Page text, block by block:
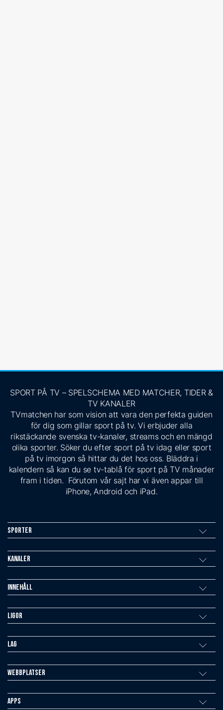
SPORT PÅ TV – SPELSCHEMA MED MATCHER, TIDER &
TV KANALER
TVmatchen har som vision att vara den perfekta guiden
för dig som gillar sport på tv. Vi erbjuder alla
rikstäckande svenska tv-kanaler, streams och en mängd
olika sporter. Söker du efter sport på tv idag eller sport
på tv imorgon så hittar du det hos oss. Bläddra i
kalendern så kan du se tv-tablå för sport på TV månader
fram i tiden. Förutom vår sajt har vi även appar till
iPhone, Android och iPad.
Sporter
Kanaler
Innehåll
Ligor
Lag
Webbplatser
Apps